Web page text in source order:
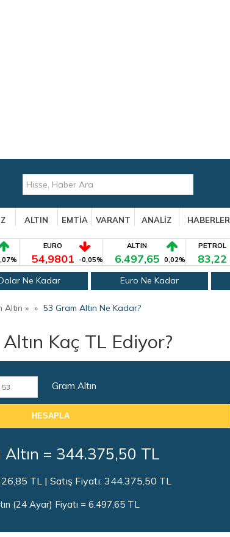
ALTIN EMTİA VARANT ANALİZ HABERLER
EURO
54,9801 -0,05%
ALTIN
6.497,65 0,02%
PETROL
83,22
Ne Kadar Euro Ne Kadar
Altın » » 53 Gram Altın Ne Kadar?
Kaç TL Ediyor?
Gram Altın
HESAPLA
= 344.375,50 TL
TL | Satış Fiyatı: 344.375,50 TL
(24 Ayar) Fiyatı = 6.497,65 TL